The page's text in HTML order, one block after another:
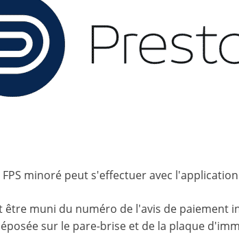
minoré peut s'effectuer avec
être muni du numéro de l'avis de paiement
sur le pare-brise et de la plaque